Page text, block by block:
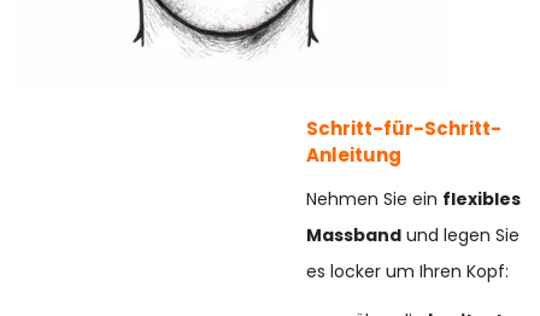
Schritt-für-Schritt-
Anleitung
Nehmen Sie ein flexibles
Massband und legen Sie
es locker um Ihren Kopf: